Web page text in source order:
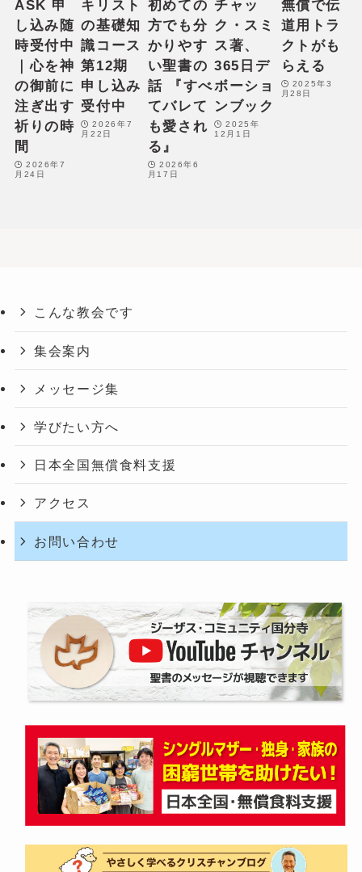
o
r
t
h
e
c
u
r
l
c
o
.
ASK 申
し込み随
時受付中
｜心を神
の御前に
注ぎ出す
祈りの時
間
2026年7
月24日
キリスト
の基礎知
識コース
第12期
申し込み
受付中
2026年7
月22日
初めての
方でも分
かりやす
い聖書の
話 『すべ
てバレて
も愛され
る』
2026年6
月17日
チャッ
ク・スミ
ス著、
365日デ
ボーショ
ンブック
2025年
12月1日
無償で伝
道用トラ
クトがも
らえる
2025年3
月28日
こんな教会です
集会案内
メッセージ集
学びたい方へ
日本全国無償食料支援
アクセス
お問い合わせ